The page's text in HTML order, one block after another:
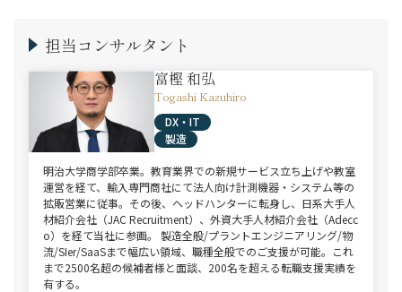
担当コンサルタント
富樫 和弘
Togashi Kazuhiro
DX・IT
製造
明治大学商学部卒業。教育業界での新規サービス立ち上げや教室
運営を経て、輸入専門商社にて法人向け計測機器・システム等の
拡販営業に従事。その後、ヘッドハンターに転身し、日系大手人
材紹介会社（JAC Recruitment）、外資大手人材紹介会社（Adecc
o）を経て当社に参画。 製造全般/プラントエンジニアリング/物
流/SIer/SaaSまで幅広い領域、職種全般でのご支援が可能。これ
まで2500名超の候補者様と面談、200名を超える転職支援実績を
有する。